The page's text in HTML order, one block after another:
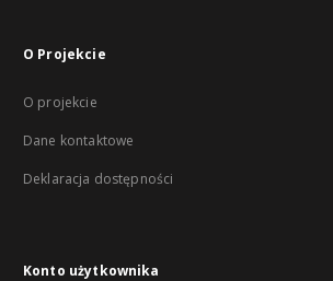
O Projekcie
O projekcie
Dane kontaktowe
Deklaracja dostępności
Konto użytkownika